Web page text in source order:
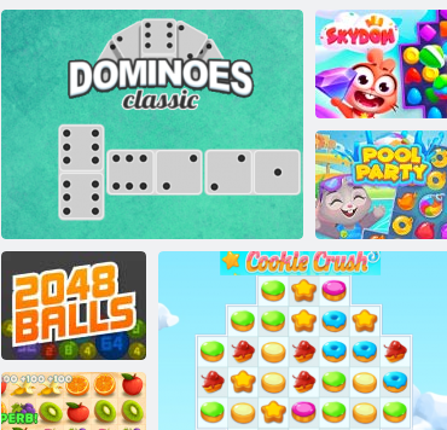
Pomorska borba
Onet Connect
Nebesko
kamenje
Party na bazenu